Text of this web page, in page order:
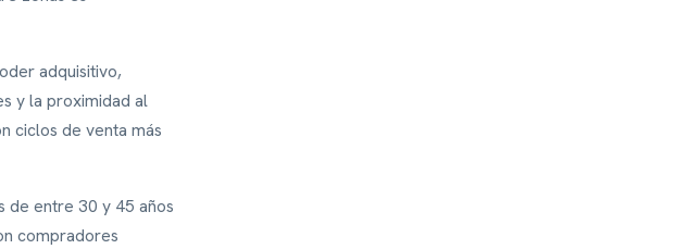
adquisitivo,
y la proximidad al
ciclos de venta más
de entre 30 y 45 años
compradores